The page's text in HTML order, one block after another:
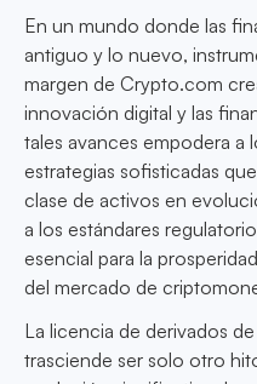
En un mundo donde las
antiguo y lo nuevo,
margen de Crypto.com
innovación digital y las
tales avances empodera a
estrategias sofisticadas
clase de activos en
a los estándares
esencial para la
del mercado de
La licencia de derivados
trasciende ser solo otro